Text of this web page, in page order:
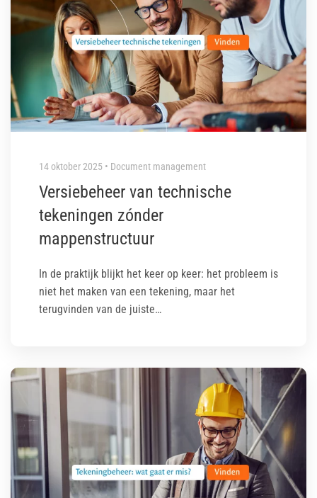
14 oktober 2025 • Document management
Versiebeheer van technische
tekeningen zónder
mappenstructuur
In de praktijk blijkt het keer op keer: het probleem is
niet het maken van een tekening, maar het
terugvinden van de juiste…